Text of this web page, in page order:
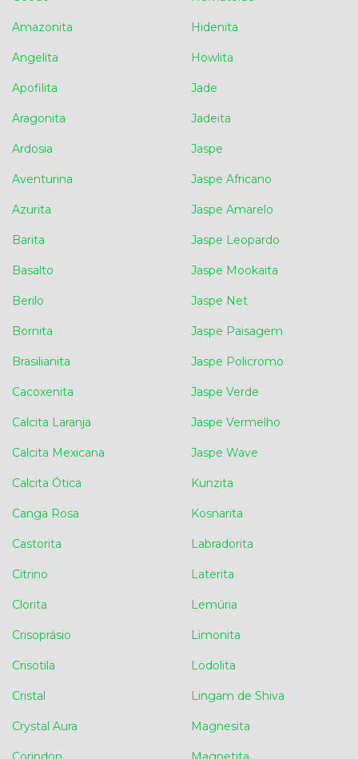
Amazonita
Angelita
Apofilita
Aragonita
Ardosia
Aventurina
Azurita
Barita
Basalto
Berilo
Bornita
Brasilianita
Cacoxenita
Calcita Laranja
Calcita Mexicana
Calcita Ótica
Canga Rosa
Castorita
Citrino
Clorita
Crisoprásio
Crisotila
Cristal
Crystal Aura
Hidenita
Howlita
Jade
Jadeita
Jaspe
Jaspe Africano
Jaspe Amarelo
Jaspe Leopardo
Jaspe Mookaita
Jaspe Net
Jaspe Paisagem
Jaspe Policromo
Jaspe Verde
Jaspe Vermelho
Jaspe Wave
Kunzita
Kosnarita
Labradorita
Laterita
Lemúria
Limonita
Lodolita
Lingam de Shiva
Magnesita